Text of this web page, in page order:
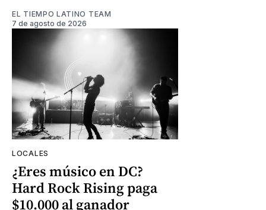
EL TIEMPO LATINO TEAM
7 de agosto de 2026
LOCALES
¿Eres músico en DC?
Hard Rock Rising paga
$10.000 al ganador